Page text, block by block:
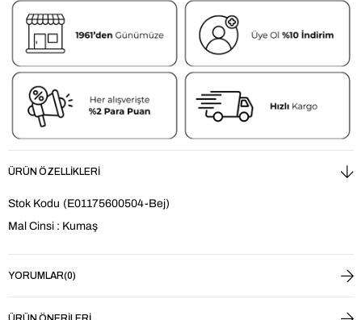
ÜRÜN ÖZELLIKLERI
Stok Kodu (E01175600504-Bej)
Mal Cinsi : Kumaş
YORUMLAR(0)